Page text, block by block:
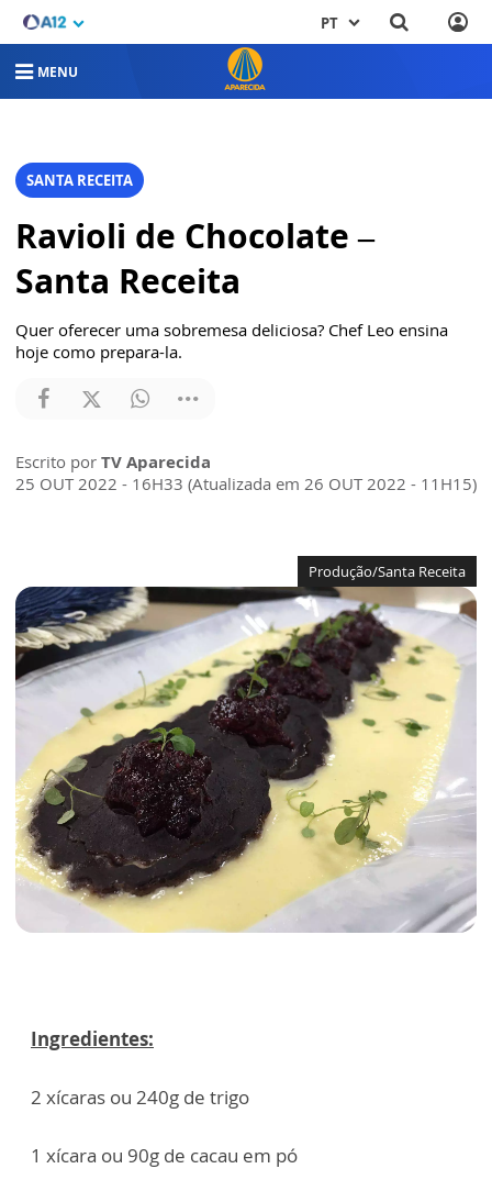
PT
MENU
SANTA RECEITA
Ravioli de Chocolate –
Santa Receita
Quer oferecer uma sobremesa deliciosa? Chef Leo ensina
hoje como prepara-la.
Escrito por TV Aparecida
25 OUT 2022 - 16H33 (Atualizada em 26 OUT 2022 - 11H15)
Produção/Santa Receita
Ingredientes:
2 xícaras ou 240g de trigo
1 xícara ou 90g de cacau em pó